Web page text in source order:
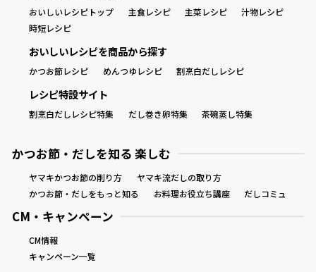
氷熟®︎
だしパック
おいしいレシピトップ 主食レシピ 主菜レシピ
汁物レシピ
時短レシピ
おいしいレシピを商品から探す
かつお節レシピ めんつゆレシピ 割烹白だしレシピ
レシピ特設サイト
割烹白だしレシピ特集 だし巻き卵特集 茶碗蒸し特集
かつお節・だしを知る 楽しむ
ヤマキかつお節の削り方
ヤマキ流だしの取り方
かつお節・だしをもっと知る
お料理お役立ち講座 だしコミュ
CM・キャンペーン
CM情報
キャンペーン一覧